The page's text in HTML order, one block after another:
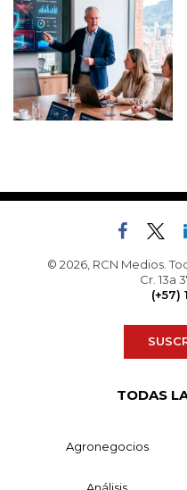
© 2026, RCN Medios.
Cr. 13a
(+57)
TODAS
Agronegocios
Análisis